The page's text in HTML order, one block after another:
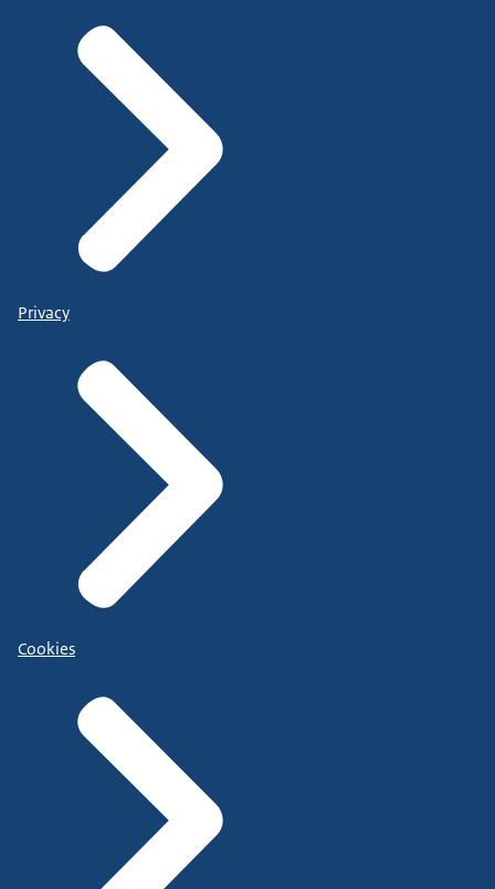
Privacy
Cookies